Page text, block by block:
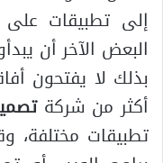
إلى تطبيقات على
البعض الآخر أن
بذلك لا يفتحون
أكثر من شركة
تطبيقات